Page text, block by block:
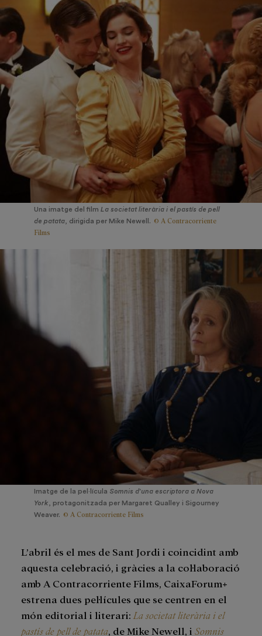
Una imatge del film La societat literària i el pastís de pell
de patata , dirigida per Mike Newell. © A Contracorriente
Films
Imatge de la pel·lícula Somnis d'una escriptora a Nova
York , protagonitzada per Margaret Qualley i Sigourney
Weaver. © A Contracorriente Films
L’abril és el mes de Sant Jordi i coincidint amb
aquesta celebració, i gràcies a la col·laboració
amb A Contracorriente Films, CaixaForum+
estrena dues pel·lícules que se centren en el
món editorial i literari: La societat literària i el
pastís de pell de patata , de Mike Newell, i Somnis